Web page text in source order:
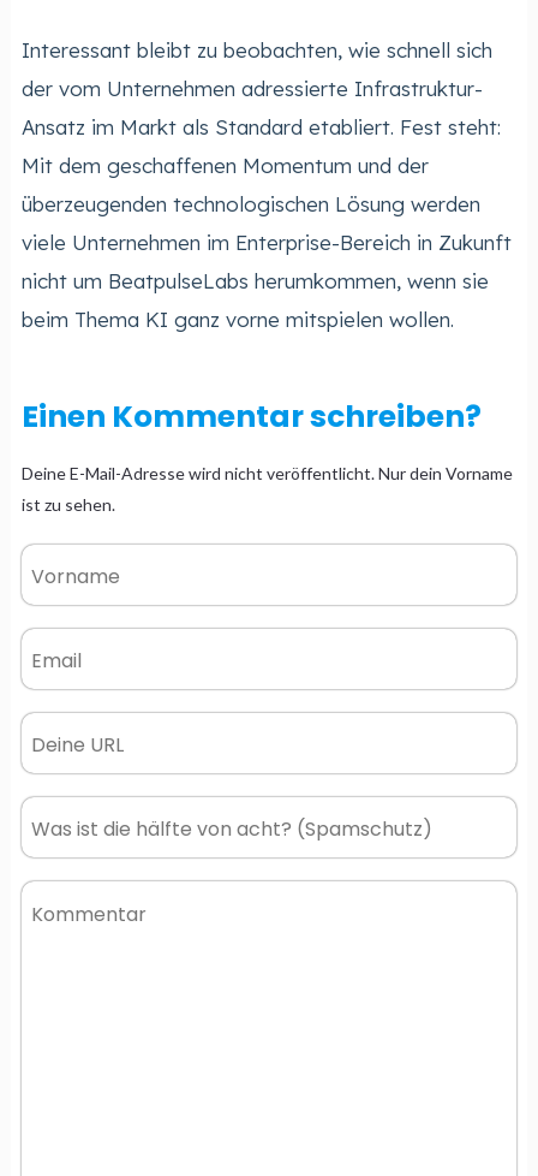
Interessant bleibt zu beobachten, wie schnell sich
der vom Unternehmen adressierte Infrastruktur-
Ansatz im Markt als Standard etabliert. Fest steht:
Mit dem geschaffenen Momentum und der
überzeugenden technologischen Lösung werden
viele Unternehmen im Enterprise-Bereich in Zukunft
nicht um BeatpulseLabs herumkommen, wenn sie
beim Thema KI ganz vorne mitspielen wollen.
Einen Kommentar schreiben?
Deine E-Mail-Adresse wird nicht veröffentlicht. Nur dein Vorname
ist zu sehen.